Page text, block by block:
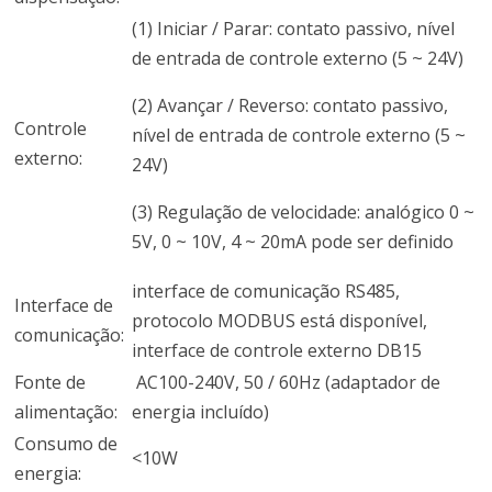
Controle
externo:
(1) Iniciar / Parar: contato passivo, nível
de entrada de controle externo (5 ~ 24V)
(2) Avançar / Reverso: contato passivo,
nível de entrada de controle externo (5 ~
24V)
(3) Regulação de velocidade: analógico 0 ~
5V, 0 ~ 10V, 4 ~ 20mA pode ser definido
Interface de
comunicação:
interface de comunicação RS485,
protocolo MODBUS está disponível,
interface de controle externo DB15
Fonte de
alimentação:
AC100-240V, 50 / 60Hz (adaptador de
energia incluído)
Consumo de
energia:
<10W